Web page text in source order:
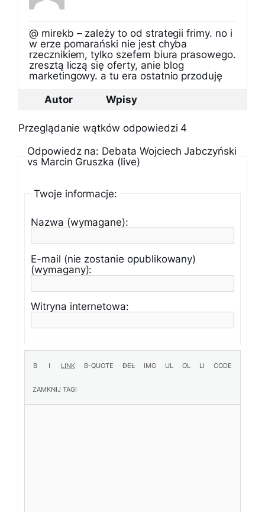
@ mirekb – zależy to od strategii frimy. no i
w erze pomarański nie jest chyba
rzecznikiem, tylko szefem biura prasowego.
zresztą liczą się oferty, anie blog
marketingowy. a tu era ostatnio przoduję
Autor
Wpisy
Przeglądanie wątków odpowiedzi 4
Odpowiedz na: Debata Wojciech Jabczyński
vs Marcin Gruszka (live)
Twoje informacje:
Nazwa (wymagane):
E-mail (nie zostanie opublikowany)
(wymagany):
Witryna internetowa: